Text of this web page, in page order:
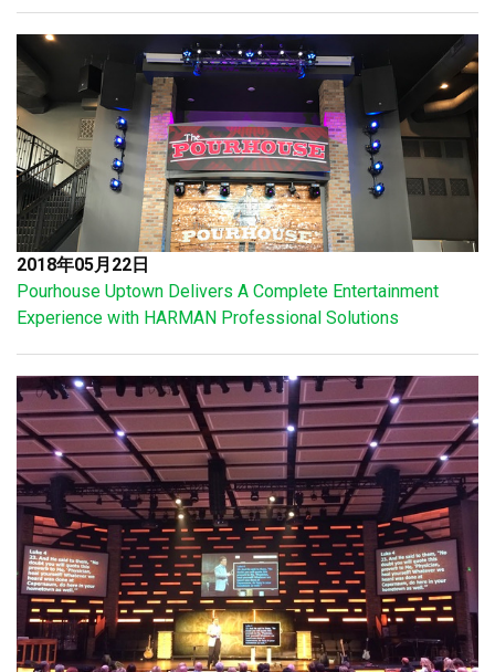
2018年05月22日
Pourhouse Uptown Delivers A Complete Entertainment
Experience with HARMAN Professional Solutions